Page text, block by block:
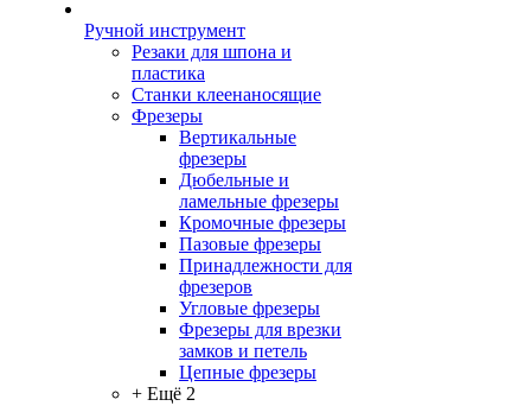
Ручной инструмент
Резаки для шпона и
пластика
Станки клеенаносящие
Фрезеры
Вертикальные
фрезеры
Дюбельные и
ламельные фрезеры
Кромочные фрезеры
Пазовые фрезеры
Принадлежности для
фрезеров
Угловые фрезеры
Фрезеры для врезки
замков и петель
Цепные фрезеры
+ Ещё 2